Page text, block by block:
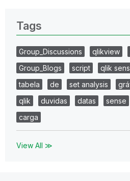
Tags
Group_Discussions qlikview
Group_Blogs
script qlik
tabela
de set analysis
qlik
duvidas datas sense
carga
View All ≫